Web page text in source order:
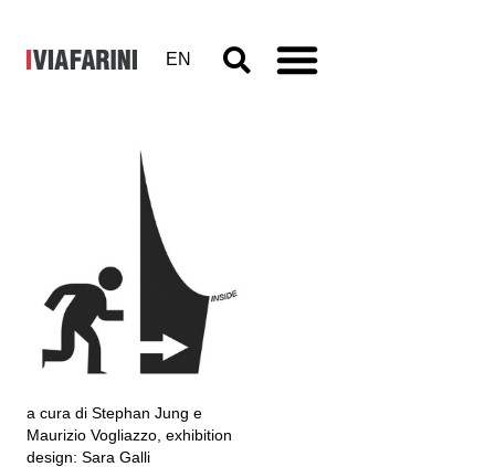
EN
Moments
Inside
9 - 14 aprile 2013
a cura di Stephan Jung e
Maurizio Vogliazzo, exhibition
design: Sara Galli